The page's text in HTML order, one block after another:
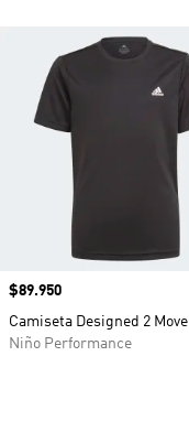
Precio
$89.950
Camiseta Designed 2 Move
Niño Performance